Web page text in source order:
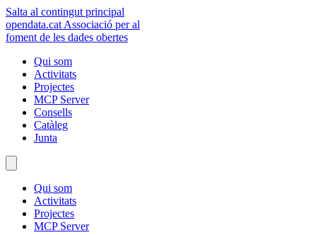
Salta al contingut principal
opendata.cat Associació per al
foment de les dades obertes
Qui som
Activitats
Projectes
MCP Server
Consells
Catàleg
Junta
Qui som
Activitats
Projectes
MCP Server